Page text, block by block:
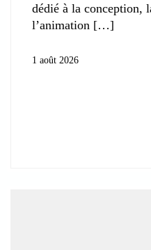
dédié à la conception,
l’animation
1 août 2026